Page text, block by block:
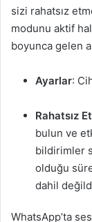
sizi rahatsız
modunu aktif
boyunca gelen
Ayarlar:
Rahatsız
bulun ve
bildirimler
olduğu
dahil
WhatsApp’ta